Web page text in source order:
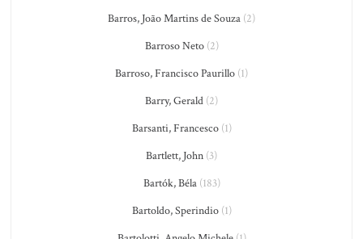
Barros, João Martins de Souza (2)
Barroso Neto(2)
Barroso, Francisco Paurillo (1)
Barry, Gerald (2)
Barsanti, Francesco(1)
Bartlett, John (3)
Bartók, Béla(183)
Bartoldo, Sperindio(1)